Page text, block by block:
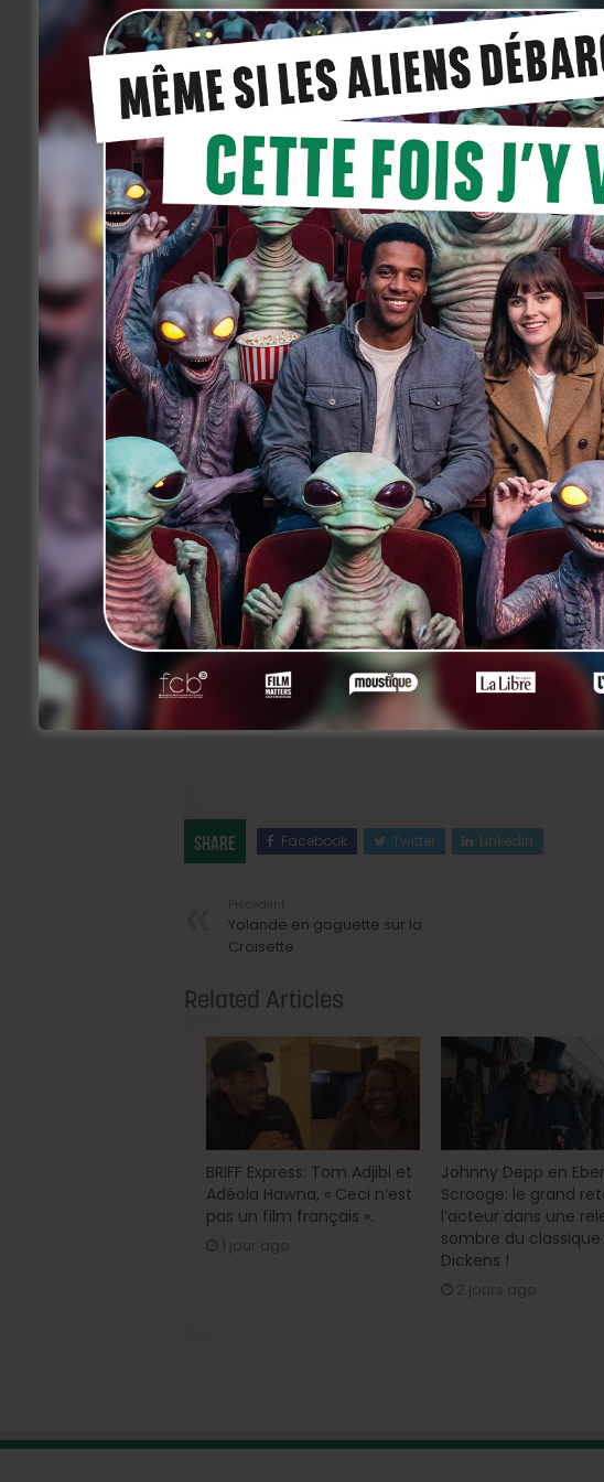
Engagée dans une affaire de corruption
mêlée au meurtre d’un informateur, elle va devoir
Sally (Sandrine Kiberlain), un agent brillant mais qui a
sa carrière piétine.
Comédie aux tonalités très british, Tip Top a été
connaissent mieux comme acteur. On l’a vu
beat monter en moiet…la famille Wolhlberg où il
en était l’acteur principal.
Tip Top
est son quatrième film en tant que réalisateur,
La France qu’il a tourné en 2007 avec Sylvie
Share Facebook Twitter LinkedIn
Yolande en goguette sur la
Croisette
Related Articles
BRIFF Express: Tom Adjibi et
Adéola Hawna, « Ceci n’est
pas un film français ».
1 jour ago
Johnny Depp en
Scrooge: le grand
l’acteur dans une
sombre du classique
Dickens !
2 jours ago